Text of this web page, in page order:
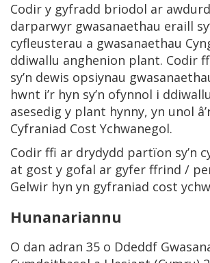
Codir y gyfradd briodol ar
darparwyr gwasanaethau eraill
cyfleusterau a gwasanaethau
ddiwallu anghenion plant. Codir
sy’n dewis opsiynau
hwnt i’r hyn sy’n ofynnol i
asesedig y plant hynny, yn unol
Cyfraniad Cost Ychwanegol.
Codir ffi ar drydydd partïon sy’n
at gost y gofal ar gyfer ffrind /
Gelwir hyn yn gyfraniad cost
Hunanariannu
O dan adran 35 o Ddeddf